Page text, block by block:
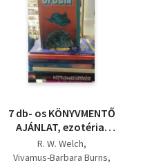
7 db- os KÖNYVMENTŐ
AJÁNLAT, ezotéria:
Nostradamus
üstököse+ Spirituális
R. W. Welch
Vivamus-Barbara Burns